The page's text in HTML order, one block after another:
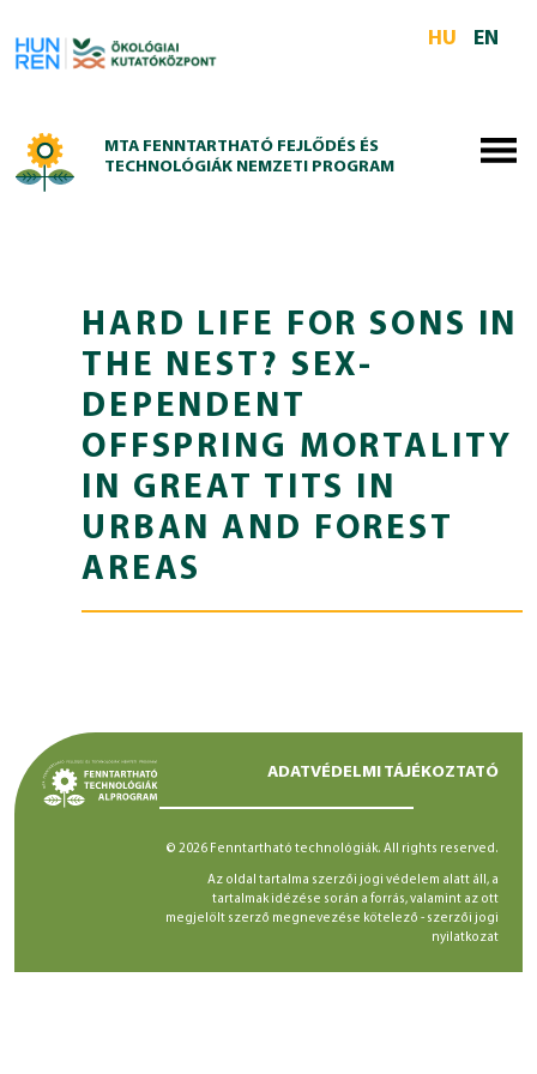
HU
EN
MTA FENNTARTHATÓ FEJLŐDÉS ÉS
TECHNOLÓGIÁK NEMZETI PROGRAM
HARD LIFE FOR SONS IN
THE NEST? SEX-
DEPENDENT
OFFSPRING MORTALITY
IN GREAT TITS IN
URBAN AND FOREST
AREAS
ADATVÉDELMI TÁJÉKOZTATÓ
© 2026 Fenntartható technológiák. All rights reserved.
Az oldal tartalma szerzői jogi védelem alatt áll, a
tartalmak idézése során a forrás, valamint az ott
megjelölt szerző megnevezése kötelező - szerzői jogi
nyilatkozat